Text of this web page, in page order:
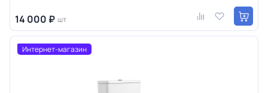
14 000 ₽ шт
Интернет-магазин